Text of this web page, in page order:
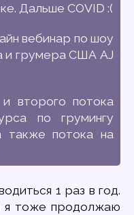
Дальше COVID :(
вебинар по шоу
и грумера США AJ
и второго потока
по грумингу
также потока на
1 раз в год.
я тоже продолжаю